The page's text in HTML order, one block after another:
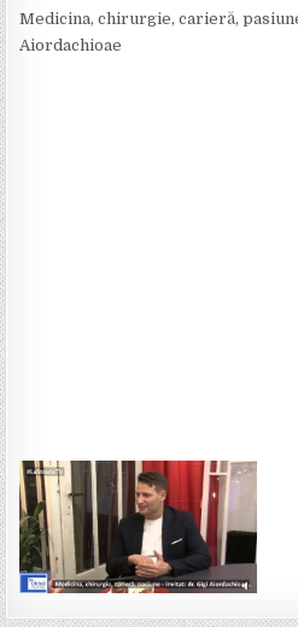
Medicina, chirurgie, carieră,
Aiordachioae